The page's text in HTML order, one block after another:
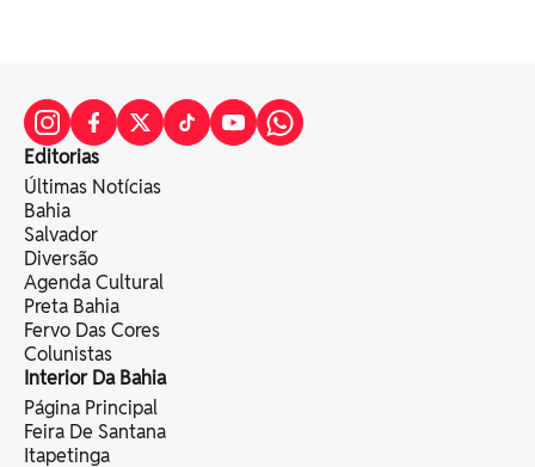
Editorias
Últimas Notícias
Bahia
Salvador
Diversão
Agenda Cultural
Preta Bahia
Fervo Das Cores
Colunistas
Interior Da Bahia
Página Principal
Feira De Santana
Itapetinga